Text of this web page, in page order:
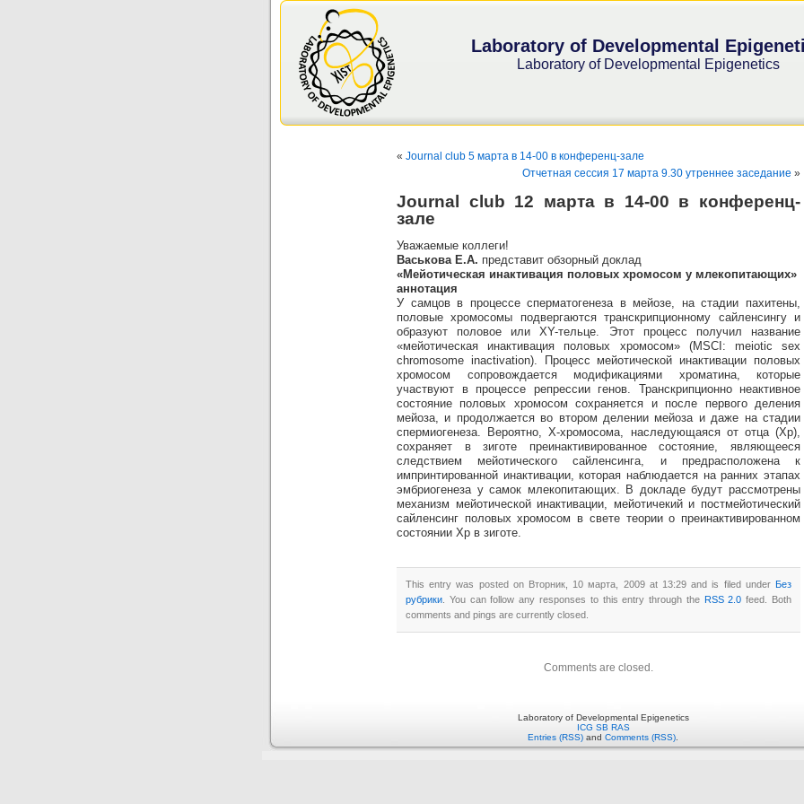
Laboratory of Developmental
Laboratory of Developmental Epigenetics
« Journal club 5 марта в 14-00 в конференц-зале
Отчетная сессия 17 марта 9.30 утреннее заседание »
Journal club 12 марта в 14-00 в конференц-
зале
Уважаемые коллеги!
Васькова Е.А. представит обзорный доклад
«Мейотическая инактивация половых хромосом у млекопитающих»
аннотация
У самцов в процессе сперматогенеза в мейозе, на стадии пахитены,
половые хромосомы подвергаются транскрипционному сайленсингу и
образуют половое или XY-тельце. Этот процесс получил название
«мейотическая инактивация половых хромосом» (MSCI: meiotic sex
chromosome inactivation). Процесс мейотической инактивации половых
хромосом сопровождается модификациями хроматина, которые
участвуют в процессе репрессии генов. Транскрипционно неактивное
состояние половых хромосом сохраняется и после первого деления
мейоза, и продолжается во втором делении мейоза и даже на стадии
спермиогенеза. Вероятно, Х-хромосома, наследующаяся от отца (Хр),
сохраняет в зиготе преинактивированное состояние, являющееся
следствием мейотического сайленсинга, и предрасположена к
импринтированной инактивации, которая наблюдается на ранних этапах
эмбриогенеза у самок млекопитающих. В докладе будут рассмотрены
механизм мейотической инактивации, мейотичекий и постмейотический
сайленсинг половых хромосом в свете теории о преинактивированном
состоянии Хр в зиготе.
This entry was posted on Вторник, 10 марта, 2009 at 13:29 and is filed under Без
рубрики . You can follow any responses to this entry through the RSS 2.0 feed. Both
comments and pings are currently closed.
Comments are closed.
Laboratory of Developmental Epigenetics
ICG SB RAS
Entries (RSS) and Comments (RSS)